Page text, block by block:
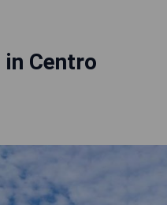
Centro